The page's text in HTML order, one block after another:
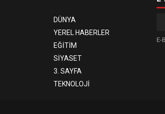
DÜNYA
YEREL HABERLER
EĞİTİM
SİYASET
3. SAYFA
TEKNOLOJİ
E-